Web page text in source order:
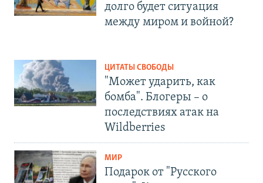
долго будет ситуация
между миром и войной?
ЦИТАТЫ СВОБОДЫ
"Может ударить, как
бомба". Блогеры – о
последствиях атак на
Wildberries
МИР
Подарок от "Русского